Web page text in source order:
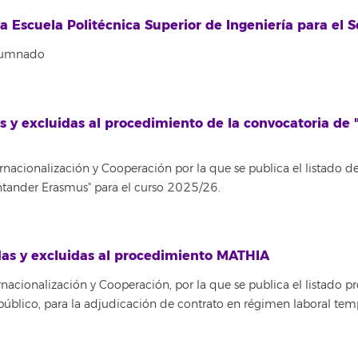
Escuela Politécnica Superior de Ingeniería para el
excluidas al procedimiento de la convocatoria de
y Cooperación por la que se publica el listado
Erasmus" para el curso 2025/26.
y excluidas al procedimiento MATHIA
y Cooperación, por la que se publica el listado
para la adjudicación de contrato en régimen laboral